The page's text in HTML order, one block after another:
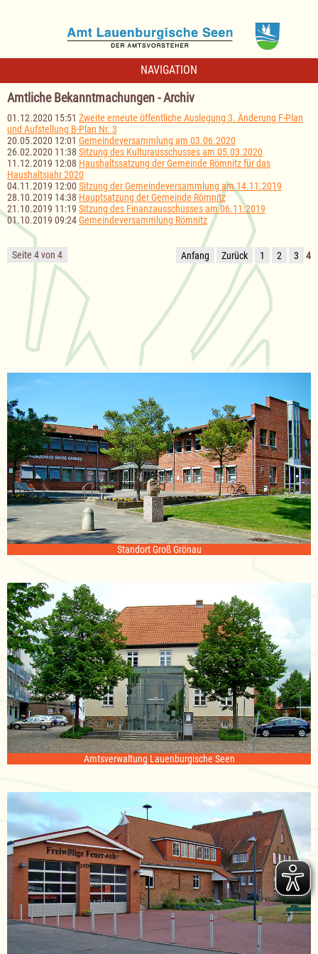
NAVIGATION
Amtliche Bekanntmachungen - Archiv
01.12.2020 15:51 Zweite erneute öffentliche Auslegung 3. Änderung F-Plan
und Aufstellung B-Plan Nr. 3
20.05.2020 12:01 Gemeindeversammlung am 03.06.2020
26.02.2020 11:38 Sitzung des Kulturausschusses am 05.03.2020
11.12.2019 12:08 Haushaltssatzung der Gemeinde Römnitz für das
Haushaltsjahr 2020
04.11.2019 12:00 Sitzung der Gemeindeversammlung am 14.11.2019
28.10.2019 14:38 Hauptsatzung der Gemeinde Römnitz
21.10.2019 11:19 Sitzung des Finanzausschusses am 06.11.2019
01.10.2019 09:24Gemeindeversammlung Römnitz
Seite 4 von 4 Anfang Zurück 1 2 3 4
Standort Groß Grönau
Amtsverwaltung Lauenburgische Seen